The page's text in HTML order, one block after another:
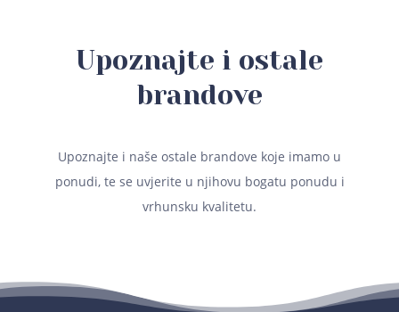
Upoznajte i ostale
brandove
Upoznajte i naše ostale brandove koje imamo u
ponudi, te se uvjerite u njihovu bogatu ponudu i
vrhunsku kvalitetu.